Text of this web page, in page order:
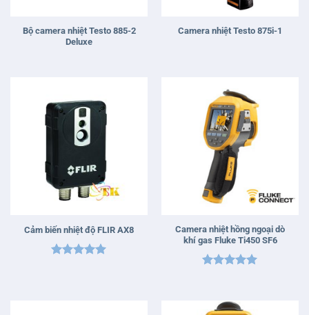
Bộ camera nhiệt Testo 885-2
Deluxe
Camera nhiệt Testo 875i-1
Cảm biến nhiệt độ FLIR AX8
Camera nhiệt hồng ngoại dò
khí gas Fluke Ti450 SF6